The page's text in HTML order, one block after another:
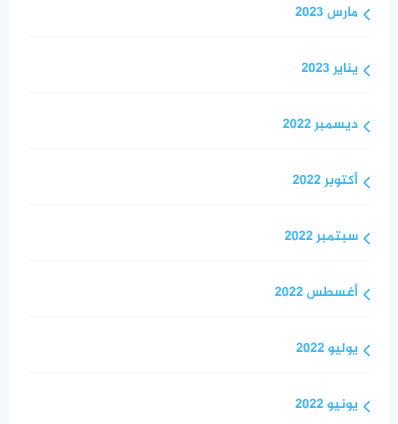
مارس 2023
يناير 2023
ديسمبر 2022
أكتوبر 2022
سبتمبر 2022
أغسطس 2022
يوليو 2022
يونيو 2022